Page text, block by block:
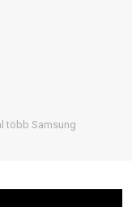
több Samsung